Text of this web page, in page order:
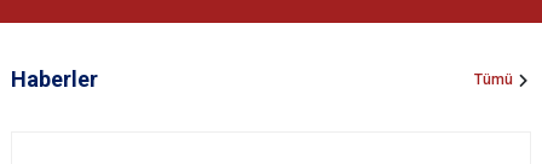
Haberler Tümü